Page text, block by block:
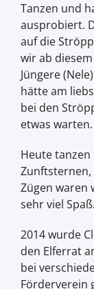
Tanzen und
ausprobiert.
auf die
wir ab
Jüngere
hätte am
bei den
etwas warten.
Heute
Zunftsternen,
Zügen waren
sehr viel Spaß.
2014 wurde
den Elferrat
bei
Förderverein